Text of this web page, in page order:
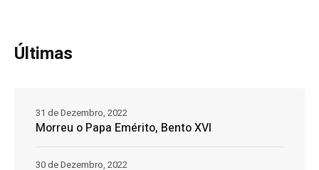
Últimas
Morreu o Papa Emérito, Bento XVI
31 de Dezembro, 2022
30 de Dezembro, 2022